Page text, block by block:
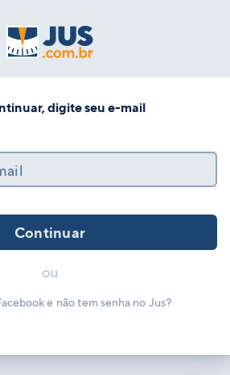
digite seu e-mail
Continuar
ou
e não tem senha no Jus?